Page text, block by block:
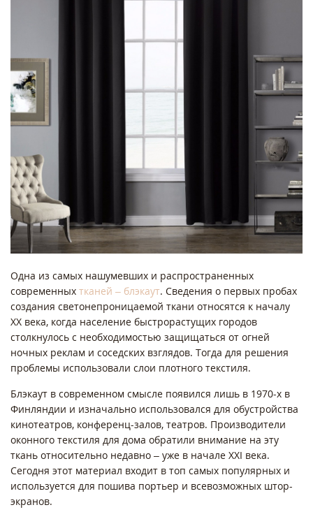
Одна из самых нашумевших и распространенных
современных тканей – блэкаут. Сведения о первых пробах
создания светонепроницаемой ткани относятся к началу
ХХ века, когда население быстрорастущих городов
столкнулось с необходимостью защищаться от огней
ночных реклам и соседских взглядов. Тогда для решения
проблемы использовали слои плотного текстиля.
Блэкаут в современном смысле появился лишь в 1970-х в
Финляндии и изначально использовался для обустройства
кинотеатров, конференц-залов, театров. Производители
оконного текстиля для дома обратили внимание на эту
ткань относительно недавно – уже в начале XXI века.
Сегодня этот материал входит в топ самых популярных и
используется для пошива портьер и всевозможных штор-
экранов.